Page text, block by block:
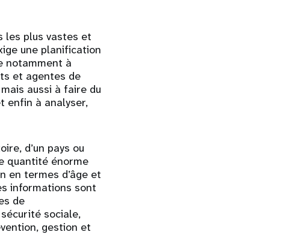
les plus vastes et
une planification
notamment à
et agentes de
aussi à faire du
enfin à analyser,
d’un pays ou
quantité énorme
en termes d’âge et
informations sont
de
sociale,
gestion et